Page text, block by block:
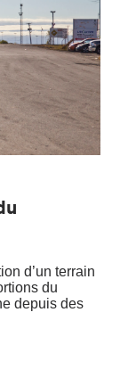
d’un terrain
du
depuis des